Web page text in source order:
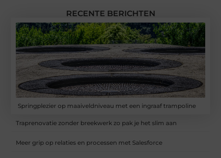
RECENTE BERICHTEN
Springplezier op maaiveldniveau met een ingraaf trampoline
Traprenovatie zonder breekwerk zo pak je het slim aan
Meer grip op relaties en processen met Salesforce